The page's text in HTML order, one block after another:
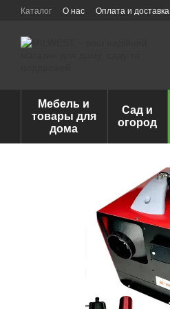
Перейти к основному контенту
Каталог О нас Оплата и доставка
Мебель и
товары для
дома
Сад и
огород